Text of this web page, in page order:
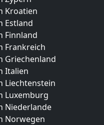
Kroatien
Estland
Finnland
Frankreich
Griechenland
Italien
Liechtenstein
Luxemburg
Niederlande
Norwegen